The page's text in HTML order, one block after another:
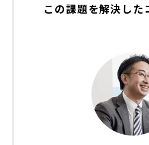
この課題を解決した